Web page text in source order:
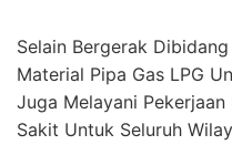
Selain Bergerak
Material Pipa Gas LPG
Juga Melayani
Sakit Untuk Seluruh